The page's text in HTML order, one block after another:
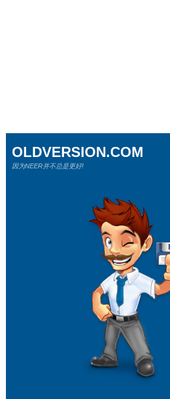
OLDVERSION.COM
因为NEER并不总是更好!